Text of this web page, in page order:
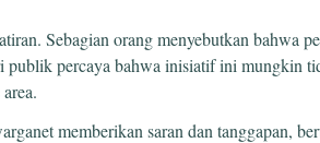
Sebagian orang menyebutkan bahwa
percaya bahwa inisiatif ini mungkin
memberikan saran dan tanggapan,